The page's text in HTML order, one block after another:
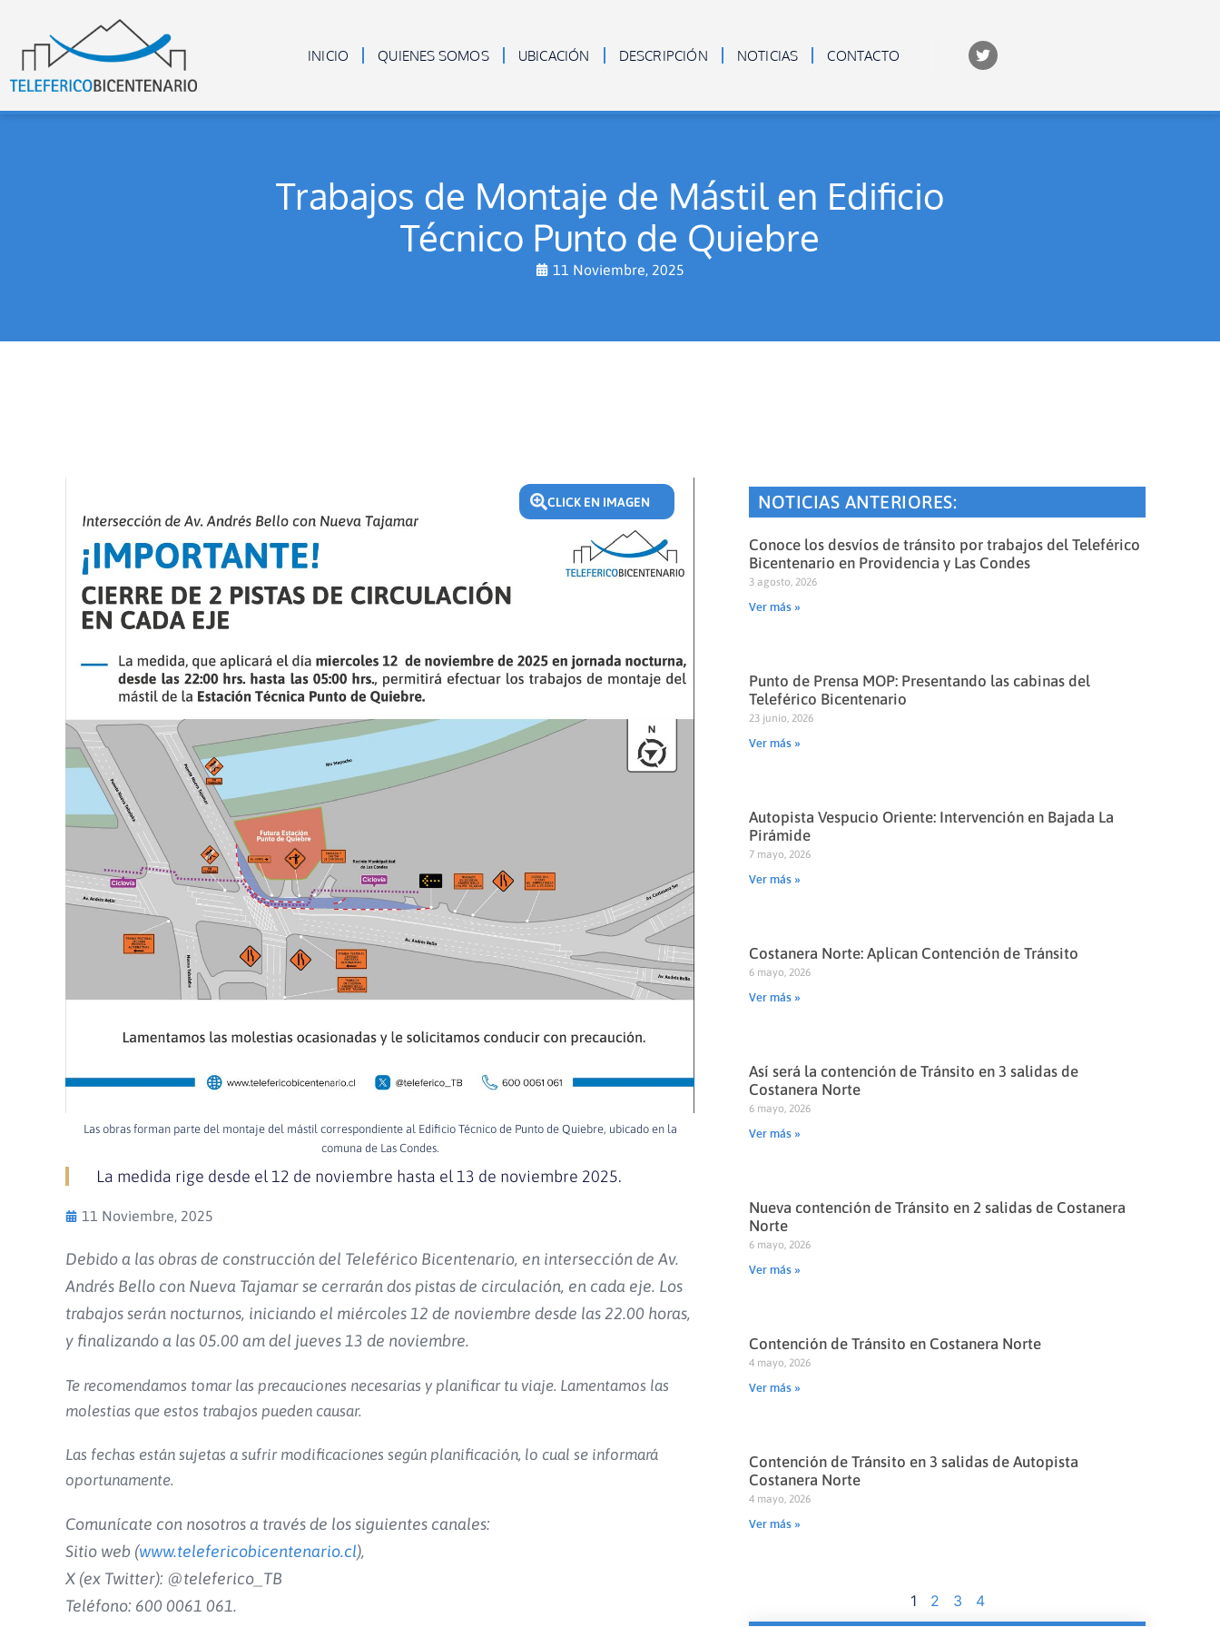
INICIO QUIENES SOMOS UBICACIÓN DESCRIPCIÓN NOTICIAS CONTACTO
Trabajos de Montaje de Mástil en Edificio
Técnico Punto de Quiebre
11 Noviembre, 2025
CLICK EN IMAGEN
Las obras forman parte del montaje del mástil correspondiente al Edificio Técnico de Punto de Quiebre, ubicado en la
comuna de Las Condes.
La medida rige desde el 12 de noviembre hasta el 13 de noviembre 2025.
11 Noviembre, 2025
Debido a las obras de construcción del Teleférico Bicentenario, en intersección de Av.
Andrés Bello con Nueva Tajamar se cerrarán dos pistas de circulación, en cada eje. Los
trabajos serán nocturnos, iniciando el miércoles 12 de noviembre desde las 22.00 horas,
y finalizando a las 05.00 am del jueves 13 de noviembre.
Te recomendamos tomar las precauciones necesarias y planificar tu viaje. Lamentamos las
molestias que estos trabajos pueden causar.
Las fechas están sujetas a sufrir modificaciones según planificación, lo cual se informará
oportunamente.
Comunícate con nosotros a través de los siguientes canales:
Sitio web (www.telefericobicentenario.cl),
X (ex Twitter): @teleferico_TB
Teléfono: 600 0061 061.
NOTICIAS ANTERIORES:
Conoce los desvíos de tránsito por trabajos del Teleférico
Bicentenario en Providencia y Las Condes
3 agosto, 2026
Ver más »
Punto de Prensa MOP: Presentando las cabinas del
Teleférico Bicentenario
23 junio, 2026
Ver más »
Autopista Vespucio Oriente: Intervención en Bajada La
Pirámide
7 mayo, 2026
Ver más »
Costanera Norte: Aplican Contención de Tránsito
6 mayo, 2026
Ver más »
Así será la contención de Tránsito en 3 salidas de
Costanera Norte
6 mayo, 2026
Ver más »
Nueva contención de Tránsito en 2 salidas de Costanera
Norte
6 mayo, 2026
Ver más »
Contención de Tránsito en Costanera Norte
4 mayo, 2026
Ver más »
Contención de Tránsito en 3 salidas de Autopista
Costanera Norte
4 mayo, 2026
Ver más »
1 2 3 4